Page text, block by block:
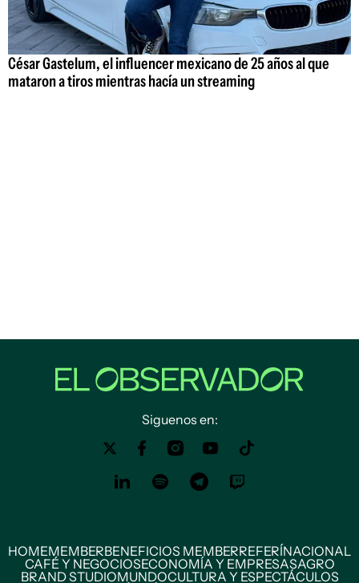
César Gastelum, el influencer mexicano de 25 años al que
mataron a tiros mientras hacía un streaming
Siguenos en:
HOMEMEMBERBENEFICIOS MEMBERREFERÍNACIONAL
CAFÉ Y NEGOCIOSECONOMÍA Y EMPRESASAGRO
BRAND STUDIOMUNDOCULTURA Y ESPECTÁCULOS